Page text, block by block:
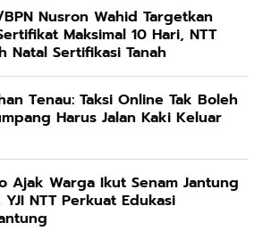
Nusron Wahid Targetkan
Maksimal 10 Hari, NTT
Natal Sertifikasi Tanah
Tenau: Taksi Online Tak Boleh
Harus Jalan Kaki Keluar
Ajak Warga Ikut Senam Jantung
NTT Perkuat Edukasi